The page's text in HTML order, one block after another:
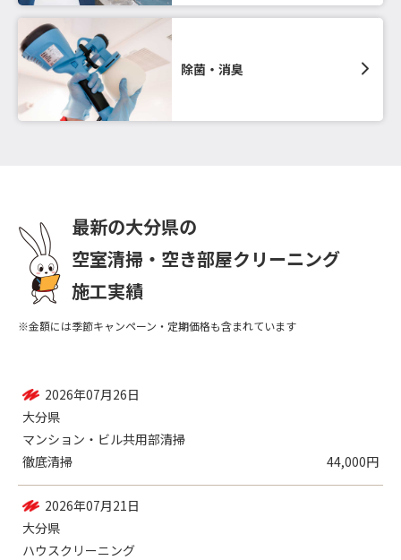
除菌・消臭
最新の大分県の
空室清掃・空き部屋クリーニング
施工実績
※金額には季節キャンペーン・定期価格も含まれています
2026年07月26日
大分県
マンション・ビル共用部清掃
徹底清掃
44,000円
2026年07月21日
大分県
ハウスクリーニング